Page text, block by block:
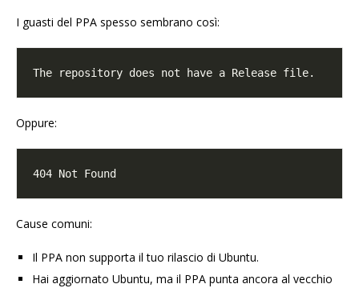
I guasti del PPA spesso sembrano così:
Oppure:
Cause comuni:
Il PPA non supporta il tuo rilascio di Ubuntu.
Hai aggiornato Ubuntu, ma il PPA punta ancora al vecchio